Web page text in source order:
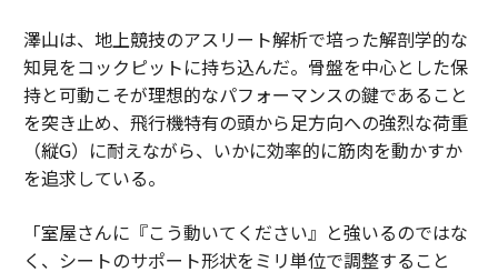
澤山は、地上競技のアスリート解析で培った解剖学的な
知見をコックピットに持ち込んだ。骨盤を中心とした保
持と可動こそが理想的なパフォーマンスの鍵であること
を突き止め、飛行機特有の頭から足方向への強烈な荷重
（縦G）に耐えながら、いかに効率的に筋肉を動かすか
を追求している。
「室屋さんに『こう動いてください』と強いるのではな
く、シートのサポート形状をミリ単位で調整すること